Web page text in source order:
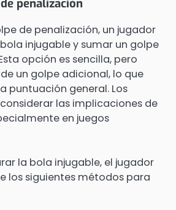
penalización
de penalización, un jugador
injugable y sumar un golpe
opción es sencilla, pero
un golpe adicional, lo que
puntuación general. Los
las implicaciones de
en juegos
la bola injugable, el jugador
los siguientes métodos para